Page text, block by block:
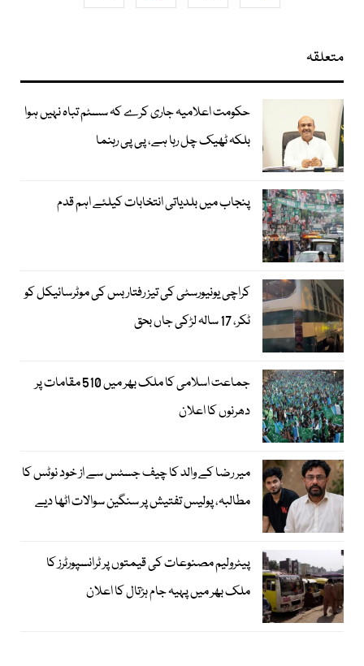
متعلقہ
حکومت اعلامیہ جاری کرے کہ سسٹم تباہ نہیں ہوا
بلکہ ٹھیک چل رہا ہے، پی پی رہنما
پنجاب میں بلدیاتی انتخابات کیلئے اہم قدم
کراچی یونیورسٹی کی تیز رفتار بس کی موٹرسائیکل کو
ٹکر، 17 سالہ لڑکی جاں بحق
جماعت اسلامی کا ملک بھر میں 510 مقامات پر
دھرنوں کا اعلان
میر رضا کے والد کا چیف جسٹس سے از خود نوٹس کا
مطالبہ، پولیس تفتیش پر سنگین سوالات اٹھا دیے
پیٹرولیم مصنوعات کی قیمتوں پر ٹرانسپورٹرز کا
ملک بھر میں پہیہ جام ہڑتال کا اعلان